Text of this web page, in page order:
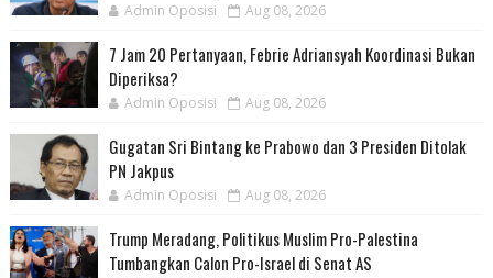
Admin Oposisi Aug 08, 2026
7 Jam 20 Pertanyaan, Febrie Adriansyah Koordinasi Bukan
Diperiksa?
Admin Oposisi Aug 08, 2026
Gugatan Sri Bintang ke Prabowo dan 3 Presiden Ditolak
PN Jakpus
Admin Oposisi Aug 08, 2026
Trump Meradang, Politikus Muslim Pro-Palestina
Tumbangkan Calon Pro-Israel di Senat AS